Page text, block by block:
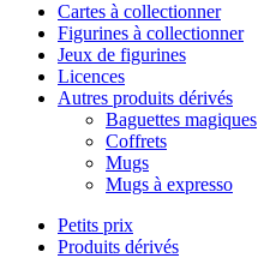
Cartes à collectionner
Figurines à collectionner
Jeux de figurines
Licences
Autres produits dérivés
Baguettes magiques
Coffrets
Mugs
Mugs à expresso
Petits prix
Produits dérivés